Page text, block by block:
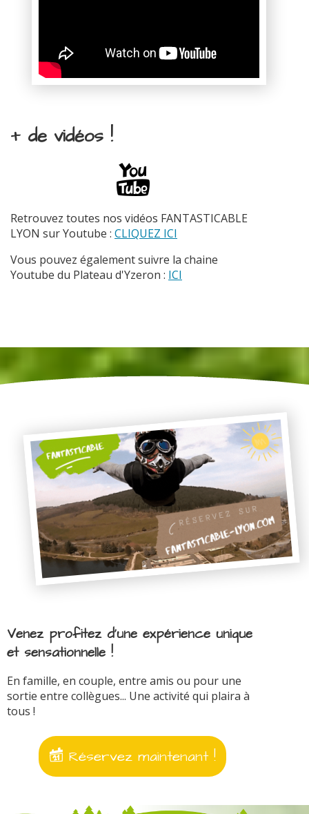
+ de vidéos !
Retrouvez toutes nos vidéos FANTASTICABLE
LYON sur Youtube : CLIQUEZ ICI
Vous pouvez également suivre la chaine
Youtube du Plateau d'Yzeron : ICI
Venez profitez d'une expérience unique
et sensationnelle !
En famille, en couple, entre amis ou pour une
sortie entre collègues... Une activité qui plaira à
tous !
Réservez maintenant !